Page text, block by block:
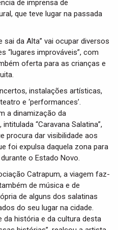
de imprensa de
que teve lugar na passada
sai da Alta” vai ocupar diversos
“lugares improváveis”, com
oferta para as crianças e
instalações artísticas,
e ‘performances’.
a dinamização da
“Caravana Salatina”,
procura dar visibilidade aos
foi expulsa daquela zona para
o Estado Novo.
Catrapum, a viagem faz-
de música e de
de alguns dos salatinas
do seu lugar na cidade.
da história e da cultura desta